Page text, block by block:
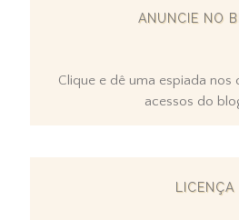
ANUNCIE NO
Clique e dê uma espiada
acessos do
LICENÇA